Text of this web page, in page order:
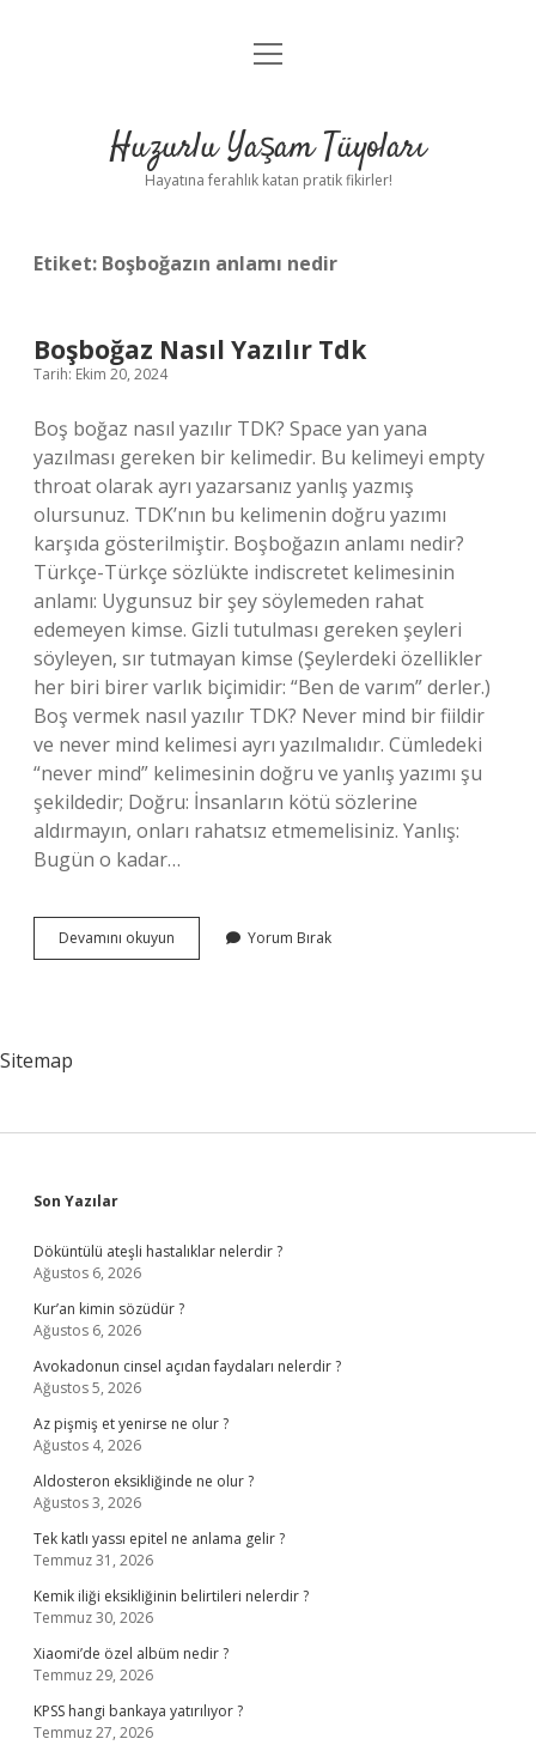
Anasayfa
Yasal Uyarı
menüyü
Huzurlu Yaşam Tüyoları
Hayatına ferahlık katan pratik fikirler!
Etiket: Boşboğazın anlamı nedir
Boşboğaz Nasıl Yazılır Tdk
Tarih: Ekim 20, 2024
Boş boğaz nasıl yazılır TDK? Space yan yana
yazılması gereken bir kelimedir. Bu kelimeyi empty
throat olarak ayrı yazarsanız yanlış yazmış
olursunuz. TDK’nın bu kelimenin doğru yazımı
karşıda gösterilmiştir. Boşboğazın anlamı nedir?
Türkçe-Türkçe sözlükte indiscretet kelimesinin
anlamı: Uygunsuz bir şey söylemeden rahat
edemeyen kimse. Gizli tutulması gereken şeyleri
söyleyen, sır tutmayan kimse (Şeylerdeki özellikler
her biri birer varlık biçimidir: “Ben de varım” derler.)
Boş vermek nasıl yazılır TDK? Never mind bir fiildir
ve never mind kelimesi ayrı yazılmalıdır. Cümledeki
“never mind” kelimesinin doğru ve yanlış yazımı şu
şekildedir; Doğru: İnsanların kötü sözlerine
aldırmayın, onları rahatsız etmemelisiniz. Yanlış:
Bugün o kadar…
Devamını okuyun Boşboğaz
Nasıl
Yorum Bırak
Sitemap
Sidebar
Son Yazılar
Döküntülü ateşli hastalıklar nelerdir ?
Ağustos 6, 2026
Kur’an kimin sözüdür ?
Ağustos 6, 2026
Avokadonun cinsel açıdan faydaları nelerdir ?
Ağustos 5, 2026
Az pişmiş et yenirse ne olur ?
Ağustos 4, 2026
Aldosteron eksikliğinde ne olur ?
Ağustos 3, 2026
Tek katlı yassı epitel ne anlama gelir ?
Temmuz 31, 2026
Kemik iliği eksikliğinin belirtileri nelerdir ?
Temmuz 30, 2026
Xiaomi’de özel albüm nedir ?
Temmuz 29, 2026
KPSS hangi bankaya yatırılıyor ?
Temmuz 27, 2026